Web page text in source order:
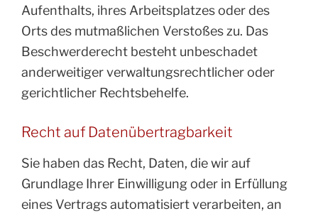
Aufenthalts, ihres Arbeitsplatzes oder des
Orts des mutmaßlichen Verstoßes zu. Das
Beschwerderecht besteht unbeschadet
anderweitiger verwaltungsrechtlicher oder
gerichtlicher Rechtsbehelfe.
Recht auf Daten­übertrag­barkeit
Sie haben das Recht, Daten, die wir auf
Grundlage Ihrer Einwilligung oder in Erfüllung
eines Vertrags automatisiert verarbeiten, an